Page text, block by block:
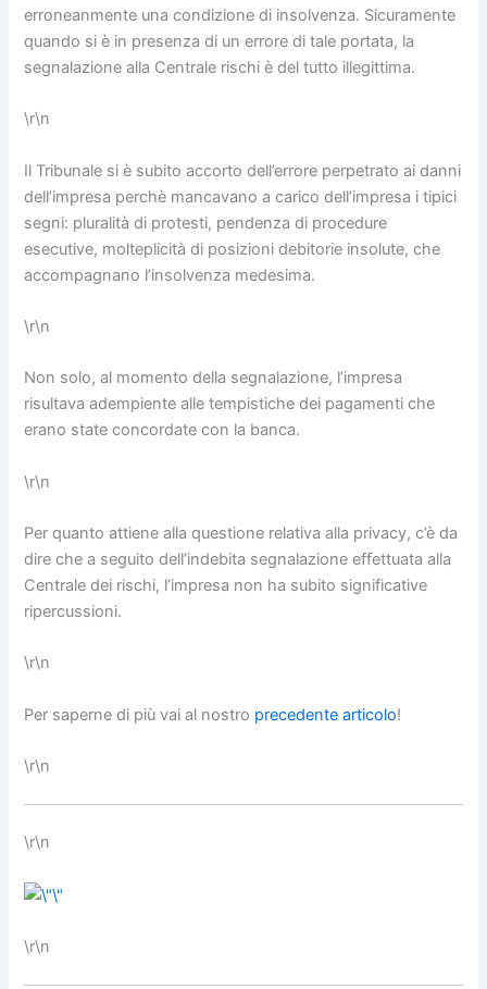
erroneanmente una condizione di insolvenza. Sicuramente
quando si è in presenza di un errore di tale portata, la
segnalazione alla Centrale rischi è del tutto illegittima.
\r\n
Il Tribunale si è subito accorto dell’errore perpetrato ai danni
dell’impresa perchè mancavano a carico dell’impresa i tipici
segni: pluralità di protesti, pendenza di procedure
esecutive, molteplicità di posizioni debitorie insolute, che
accompagnano l’insolvenza medesima.
\r\n
Non solo, al momento della segnalazione, l’impresa
risultava adempiente alle tempistiche dei pagamenti che
erano state concordate con la banca.
\r\n
Per quanto attiene alla questione relativa alla privacy, c’è da
dire che a seguito dell’indebita segnalazione effettuata alla
Centrale dei rischi, l’impresa non ha subito significative
ripercussioni.
\r\n
Per saperne di più vai al nostro precedente articolo!
\r\n
\r\n
\r\n